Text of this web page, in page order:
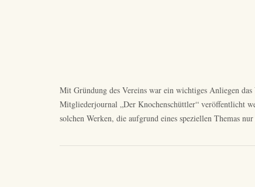
Mit Gründung des Vereins war ein wichtiges Anliegen
Mitgliederjournal „Der Knochenschüttler“ veröffentlicht
solchen Werken, die aufgrund eines speziellen Themas